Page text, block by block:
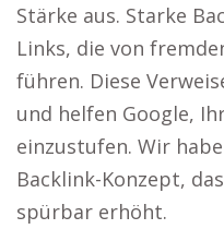
Stärke aus. Starke
Links, die von
führen. Diese
und helfen Google,
einzustufen. Wir
Backlink-Konzept,
spürbar erhöht.